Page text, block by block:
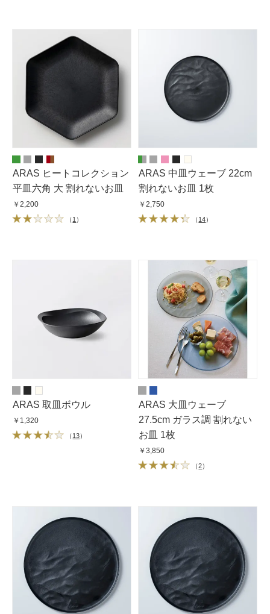
ARAS ヒートコレクション
平皿六角 大 割れないお皿
￥2,200
（ 1 ）
ARAS 中皿ウェーブ 22cm
割れないお皿 1枚
￥2,750
（ 14）
ARAS 取皿ボウル
￥1,320
（ 13）
ARAS 大皿ウェーブ
27.5cm ガラス調 割れない
お皿 1枚
￥3,850
（2）